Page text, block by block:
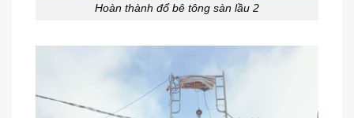
Hoàn thành đổ bê tông sàn lầu 2